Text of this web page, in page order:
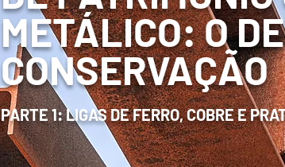
METÁLICO: O
CONSERVAÇÃO
PARTE 1: LIGAS DE FERRO, COBRE E